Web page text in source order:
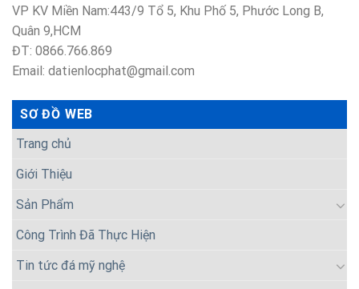
VP KV Miền Nam:443/9 Tổ 5, Khu Phố 5, Phước Long B,
Quân 9,HCM
ĐT: 0866.766.869
Email: datienlocphat@gmail.com
SƠ ĐỒ WEB
Trang chủ
Giới Thiệu
Sản Phẩm
Công Trình Đã Thực Hiện
Tin tức đá mỹ nghệ